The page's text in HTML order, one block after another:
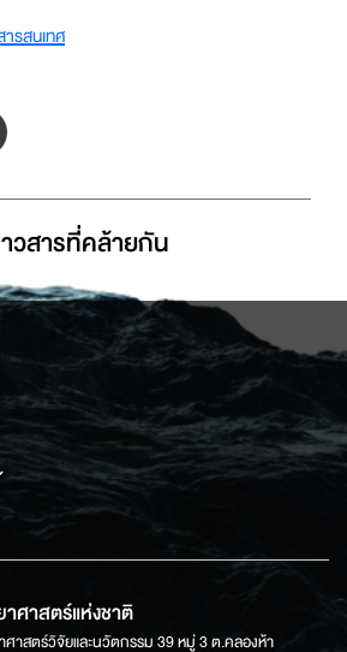
รสนเทศ
วสารที่่คล้ายกัน
ศาสตร์แห่งชาติ
าสตร์วิจัยและนวัตกรรม 39 หมู่ 3 ต.คลองห้า